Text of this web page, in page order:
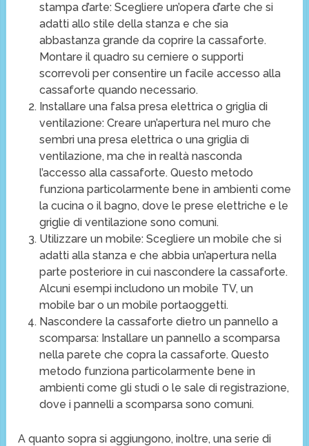
stampa d’arte: Scegliere un’opera d’arte che si
adatti allo stile della stanza e che sia
abbastanza grande da coprire la cassaforte.
Montare il quadro su cerniere o supporti
scorrevoli per consentire un facile accesso alla
cassaforte quando necessario.
Installare una falsa presa elettrica o griglia di
ventilazione: Creare un’apertura nel muro che
sembri una presa elettrica o una griglia di
ventilazione, ma che in realtà nasconda
l’accesso alla cassaforte. Questo metodo
funziona particolarmente bene in ambienti come
la cucina o il bagno, dove le prese elettriche e le
griglie di ventilazione sono comuni.
Utilizzare un mobile: Scegliere un mobile che si
adatti alla stanza e che abbia un’apertura nella
parte posteriore in cui nascondere la cassaforte.
Alcuni esempi includono un mobile TV, un
mobile bar o un mobile portaoggetti.
Nascondere la cassaforte dietro un pannello a
scomparsa: Installare un pannello a scomparsa
nella parete che copra la cassaforte. Questo
metodo funziona particolarmente bene in
ambienti come gli studi o le sale di registrazione,
dove i pannelli a scomparsa sono comuni.
A quanto sopra si aggiungono, inoltre, una serie di